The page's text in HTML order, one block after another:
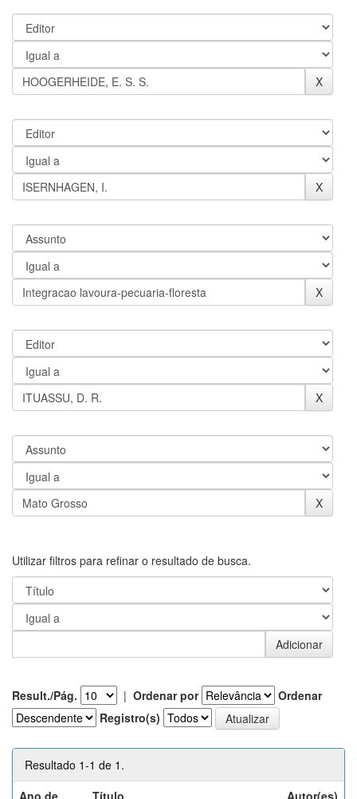
Utilizar filtros para refinar o resultado de busca.
Result./Pág. | Ordenar por
Ordenar
Registro(s)
Resultado 1-1 de 1.
Ano de
Título Autor(es)